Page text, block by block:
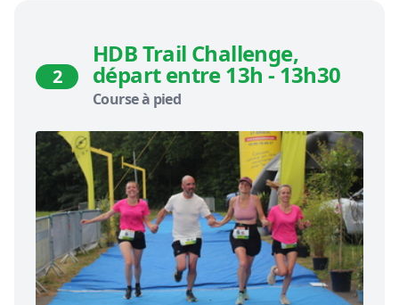
2
HDB Trail Challenge,
départ entre 13h - 13h30
Course à pied